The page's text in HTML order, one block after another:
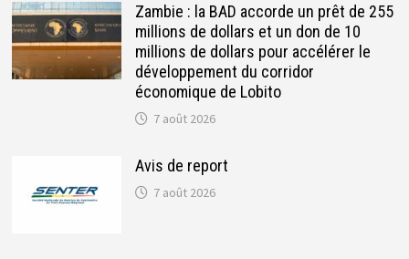
Zambie : la BAD accorde un prêt de 255
millions de dollars et un don de 10
millions de dollars pour accélérer le
développement du corridor
économique de Lobito
7 août 2026
Avis de report
7 août 2026